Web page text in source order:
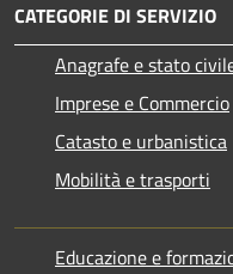
CATEGORIE DI SERVIZIO
Anagrafe e stato
Imprese e Commercio
Catasto e urbanistica
Mobilità e trasporti
Educazione e